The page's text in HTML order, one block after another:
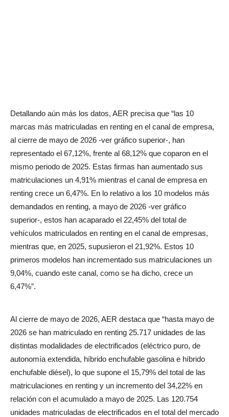
Detallando aún más los datos, AER precisa que “las 10
marcas más matriculadas en renting en el canal de empresa,
al cierre de mayo de 2026 -ver gráfico superior-, han
representado el 67,12%, frente al 68,12% que coparon en el
mismo periodo de 2025. Estas firmas han aumentado sus
matriculaciones un 4,91% mientras el canal de empresa en
renting crece un 6,47%. En lo relativo a los 10 modelos más
demandados en renting, a mayo de 2026 -ver gráfico
superior-, estos han acaparado el 22,45% del total de
vehículos matriculados en renting en el canal de empresas,
mientras que, en 2025, supusieron el 21,92%. Estos 10
primeros modelos han incrementado sus matriculaciones un
9,04%, cuando este canal, como se ha dicho, crece un
6,47%”.
Al cierre de mayo de 2026, AER destaca que “hasta mayo de
2026 se han matriculado en renting 25.717 unidades de las
distintas modalidades de electrificados (eléctrico puro, de
autonomía extendida, híbrido enchufable gasolina e híbrido
enchufable diésel), lo que supone el 15,79% del total de las
matriculaciones en renting y un incremento del 34,22% en
relación con el acumulado a mayo de 2025. Las 120.754
unidades matriculadas de electrificados en el total del mercado